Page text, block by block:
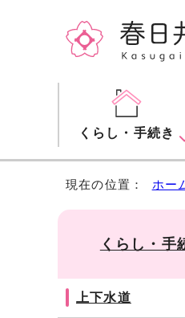
くらし・手続き
現在の位置： ホー
くらし・手
上下水道